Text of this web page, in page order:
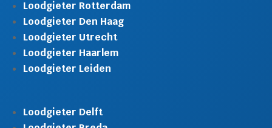
Loodgieter Rotterdam
Loodgieter Den Haag
Loodgieter Utrecht
Loodgieter Haarlem
Loodgieter Leiden
Loodgieter Delft